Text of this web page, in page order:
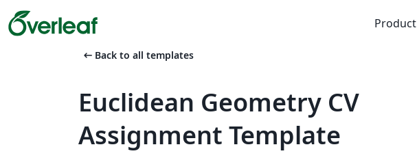
Product
arrow_left_alt Back to all templates
Euclidean Geometry CV
Assignment Template